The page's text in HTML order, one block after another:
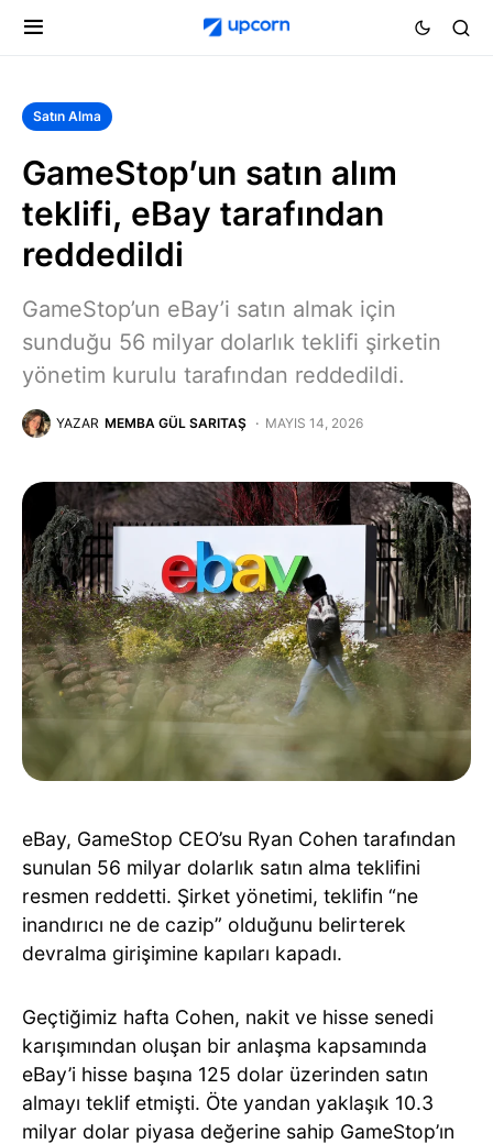
Satın Alma
GameStop’un satın alım
teklifi, eBay tarafından
reddedildi
GameStop’un eBay’i satın almak için
sunduğu 56 milyar dolarlık teklifi şirketin
yönetim kurulu tarafından reddedildi.
YAZAR MEMBA GÜL SARITAŞ MAYIS 14, 2026
eBay, GameStop CEO’su Ryan Cohen tarafından
sunulan 56 milyar dolarlık satın alma teklifini
resmen reddetti. Şirket yönetimi, teklifin “ne
inandırıcı ne de cazip” olduğunu belirterek
devralma girişimine kapıları kapadı.
Geçtiğimiz hafta Cohen, nakit ve hisse senedi
karışımından oluşan bir anlaşma kapsamında
eBay’i hisse başına 125 dolar üzerinden satın
almayı teklif etmişti. Öte yandan yaklaşık 10.3
milyar dolar piyasa değerine sahip GameStop’ın